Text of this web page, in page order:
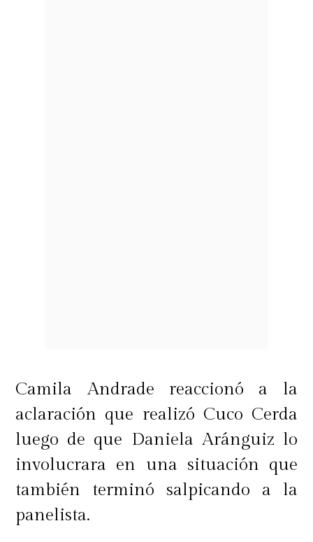
Camila Andrade reaccionó a la
aclaración que realizó Cuco Cerda
luego de que Daniela Aránguiz lo
involucrara en una situación que
también terminó salpicando a la
panelista.